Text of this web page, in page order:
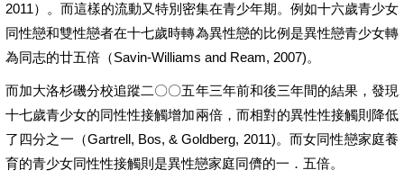
2011）。而這樣的流動又特別密集在青少年期。例如十六歲青少女
同性戀和雙性戀者在十七歲時轉為異性戀的比例是異性戀青少女轉
為同志的廿五倍（Savin-Williams and Ream, 2007)。
而加大洛杉磯分校追蹤二〇〇五年三年前和後三年間的結果，發現
十七歲青少女的同性性接觸增加兩倍，而相對的異性性接觸則降低
了四分之一（Gartrell, Bos, & Goldberg, 2011)。而女同性戀家庭養
育的青少女同性性接觸則是異性戀家庭同儕的一．五倍。